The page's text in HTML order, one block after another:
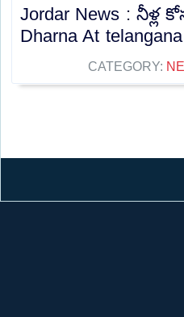
Jordar News :
Dharna At
CATEGORY: